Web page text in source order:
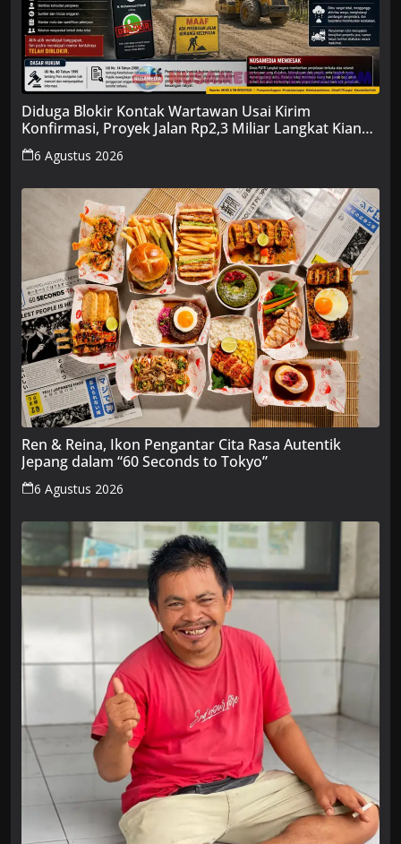
Diduga Blokir Kontak Wartawan Usai Kirim
Konfirmasi, Proyek Jalan Rp2,3 Miliar Langkat Kian
Disorot
6 Agustus 2026
Ren & Reina, Ikon Pengantar Cita Rasa Autentik
Jepang dalam “60 Seconds to Tokyo”
6 Agustus 2026